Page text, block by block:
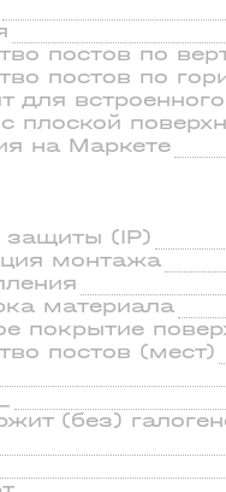
45
постов по
постов по
для
плоской
на Маркете
защиты (IP)
монтажа
материала
покрытие
постов (мест)
(без)